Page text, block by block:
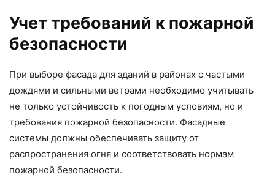
Учет требований к пожарной
безопасности
При выборе фасада для зданий в районах с частыми
дождями и сильными ветрами необходимо учитывать
не только устойчивость к погодным условиям, но и
требования пожарной безопасности. Фасадные
системы должны обеспечивать защиту от
распространения огня и соответствовать нормам
пожарной безопасности.